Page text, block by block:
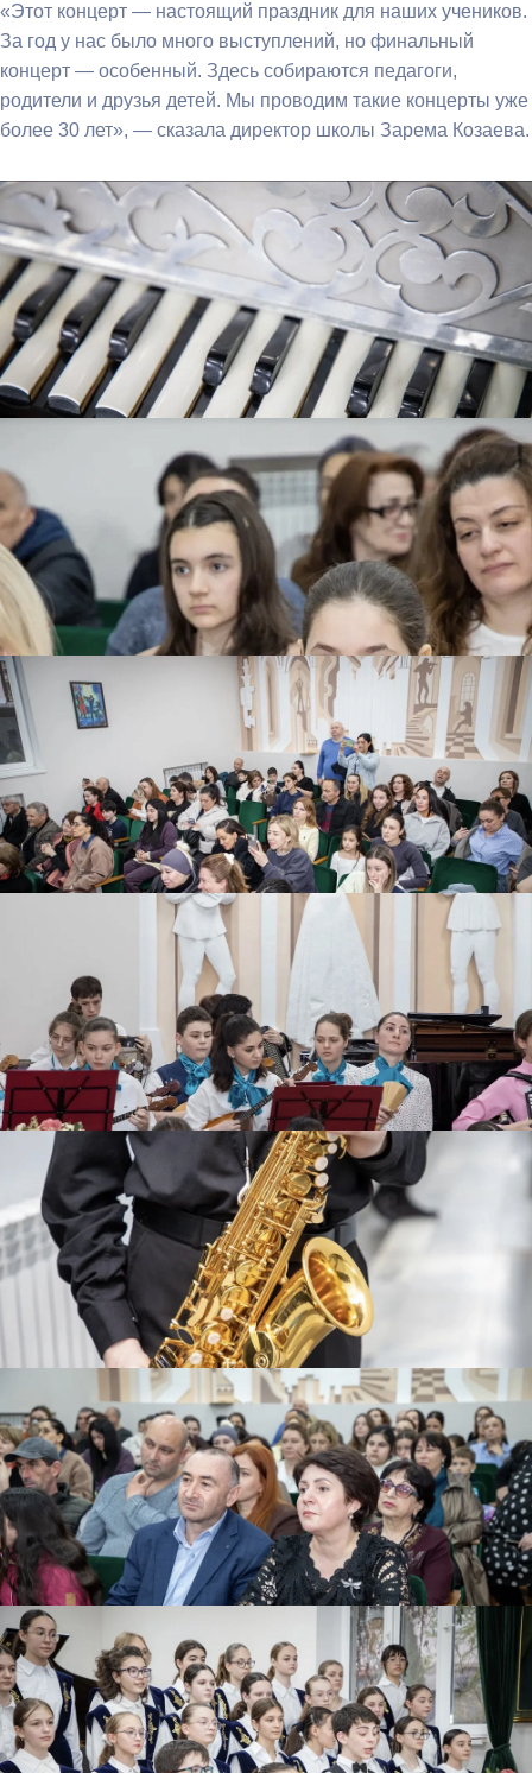
«Этот концерт — настоящий праздник для наших учеников.
За год у нас было много выступлений, но финальный
концерт — особенный. Здесь собираются педагоги,
родители и друзья детей. Мы проводим такие концерты уже
более 30 лет», — сказала директор школы Зарема Козаева.